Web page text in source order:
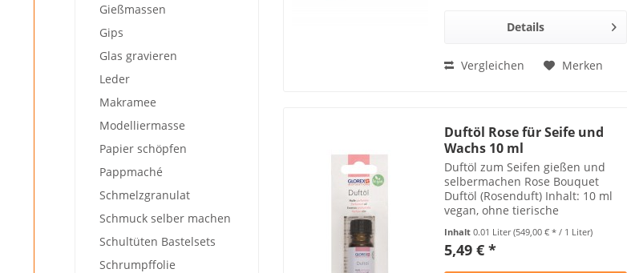
Gießmassen
Gips
Glas gravieren
Leder
Makramee
Modelliermasse
Papier schöpfen
Pappmaché
Schmelzgranulat
Schmuck selber machen
Schultüten Bastelsets
Schrumpffolie
Details
Vergleichen Merken
Duftöl Rose für Seife und
Wachs 10 ml
Duftöl zum Seifen gießen und
selbermachen Rose Bouquet
Duftöl (Rosenduft) Inhalt: 10 ml
vegan, ohne tierische
Hautallergien hervorrufen und ist
nicht für Kinder geeignet
Inhalt0.01 Liter(549,00 € * / 1 Liter)
5,49 € *